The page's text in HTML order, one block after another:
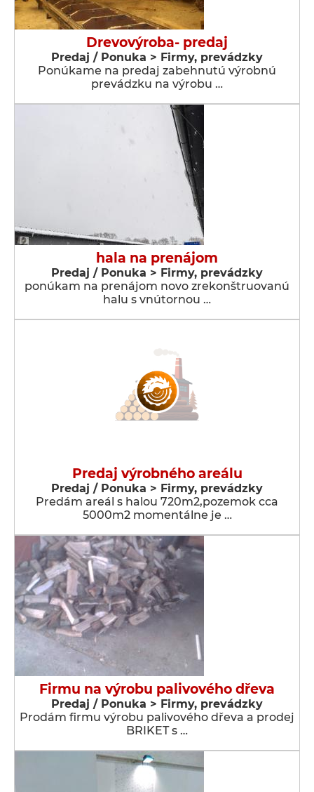
Drevovýroba- predaj
Predaj / Ponuka > Firmy, prevádzky
Ponúkame na predaj zabehnutú výrobnú
prevádzku na výrobu …
hala na prenájom
Predaj / Ponuka > Firmy, prevádzky
ponúkam na prenájom novo zrekonštruovanú
halu s vnútornou …
Predaj výrobného areálu
Predaj / Ponuka > Firmy, prevádzky
Predám areál s halou 720m2,pozemok cca
5000m2 momentálne je …
Firmu na výrobu palivového dřeva
Predaj / Ponuka > Firmy, prevádzky
Prodám firmu výrobu palivového dřeva a prodej
BRIKET s …